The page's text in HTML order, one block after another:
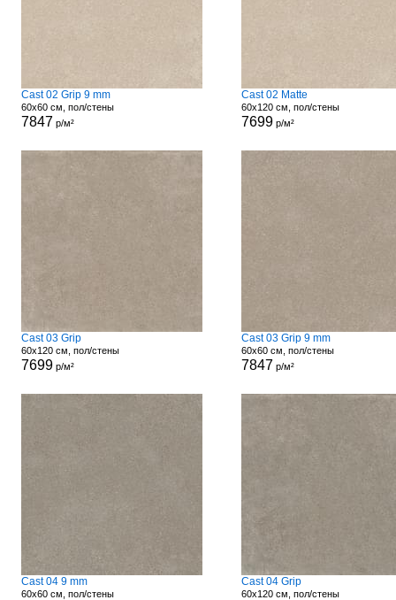
Cast 02 Grip 9 mm
60x60 см, пол/стены
7847 р/м²
Cast 02 Matte
60x120 см, пол/стены
7699р/м²
Cast 03 Grip
60x120 см, пол/стены
7699р/м²
Cast 03 Grip 9 mm
60x60 см, пол/стены
7847 р/м²
Cast 04 9 mm
60x60 см, пол/стены
Cast 04 Grip
60x120 см, пол/стены